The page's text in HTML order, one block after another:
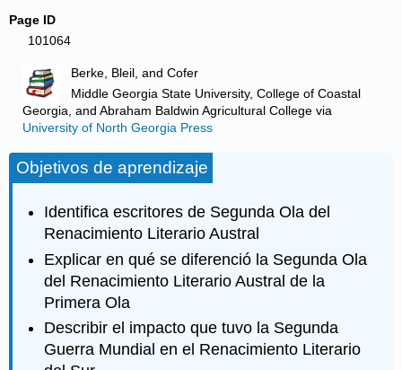
Page ID
101064
Berke, Bleil, and Cofer
Middle Georgia State University, College of Coastal
Georgia, and Abraham Baldwin Agricultural Collegevia
University of North Georgia Press
Objetivos de aprendizaje
Identifica escritores de Segunda Ola del
Renacimiento Literario Austral
Explicar en qué se diferenció la Segunda Ola
del Renacimiento Literario Austral de la
Primera Ola
Describir el impacto que tuvo la Segunda
Guerra Mundial en el Renacimiento Literario